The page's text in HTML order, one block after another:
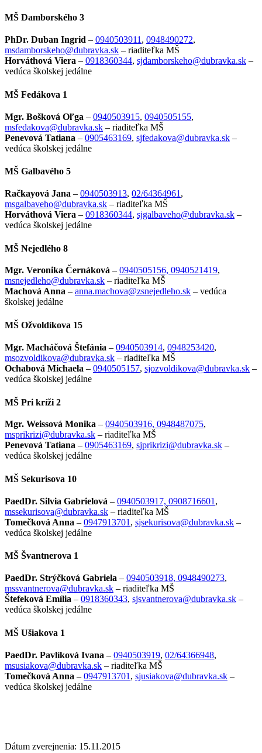
MŠ Damborského 3
PhDr. Duban Ingrid – 0940503911 , 0948490272,
msdamborskeho@dubravka.sk – riaditeľka MŠ
Horváthová Viera – 0918360344, sjdamborskeho@dubravka.sk –
vedúca školskej jedálne
MŠ Fedákova 1
Mgr. Bošková Oľga – 0940503915, 0940505155,
msfedakova@dubravka.sk – riaditeľka MŠ
Penevová Tatiana – 0905463169, sjfedakova@dubravka.sk –
vedúca školskej jedálne
MŠ Galbavého 5
Račkayová Jana – 0940503913, 02/64364961 ,
msgalbaveho@dubravka.sk – riaditeľka MŠ
Horváthová Viera – 0918360344, sjgalbaveho@dubravka.sk –
vedúca školskej jedálne
MŠ Nejedlého 8
Mgr. Veronika Černáková – 0940505156, 0940521419,
msnejedleho@dubravka.sk – riaditeľka MŠ
Machová Anna – anna.machova@zsnejedleho.sk – vedúca
školskej jedálne
MŠ Ožvoldíkova 15
Mgr. Macháčová Štefánia – 0940503914, 0948253420,
msozvoldikova@dubravka.sk – riaditeľka MŠ
Ochabová Michaela – 0940505157, sjozvoldikova@dubravka.sk –
vedúca školskej jedálne
MŠ Pri kríži 2
Mgr. Weissová Monika – 0940503916, 0948487075,
msprikrizi@dubravka.sk – riaditeľka MŠ
Penevová Tatiana – 0905463169, sjprikrizi@dubravka.sk –
vedúca školskej jedálne
MŠ Sekurisova 10
PaedDr. Silvia Gabrielová – 0940503917, 0908716601 ,
mssekurisova@dubravka.sk – riaditeľka MŠ
Tomečková Anna – 0947913701 , sjsekurisova@dubravka.sk –
vedúca školskej jedálne
MŠ Švantnerova 1
PaedDr. Strýčková Gabriela – 0940503918, 0948490273,
mssvantnerova@dubravka.sk – riaditeľka MŠ
Štefeková Emília – 0918360343, sjsvantnerova@dubravka.sk –
vedúca školskej jedálne
MŠ Ušiakova 1
PaedDr. Pavlíková Ivana – 0940503919, 02/64366948,
msusiakova@dubravka.sk – riaditeľka MŠ
Tomečková Anna – 0947913701 , sjusiakova@dubravka.sk –
vedúca školskej jedálne
Dátum zverejnenia: 15.11.2015